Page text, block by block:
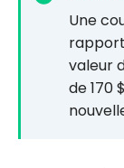
Une
valeur
de 170